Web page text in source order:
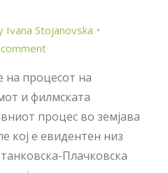
Ivana Stojanovska
на процесот на
и филмската
процес во земјава
кој е евидентен низ
Плачковска